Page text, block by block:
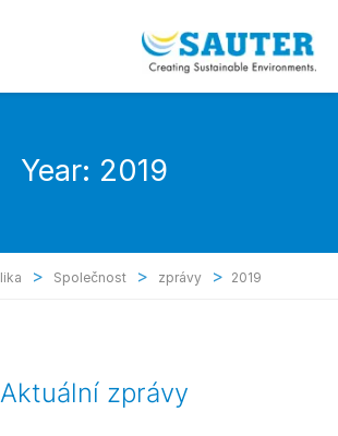
Year: 2019
> Společnost > zprávy > 2019
Aktuální zprávy